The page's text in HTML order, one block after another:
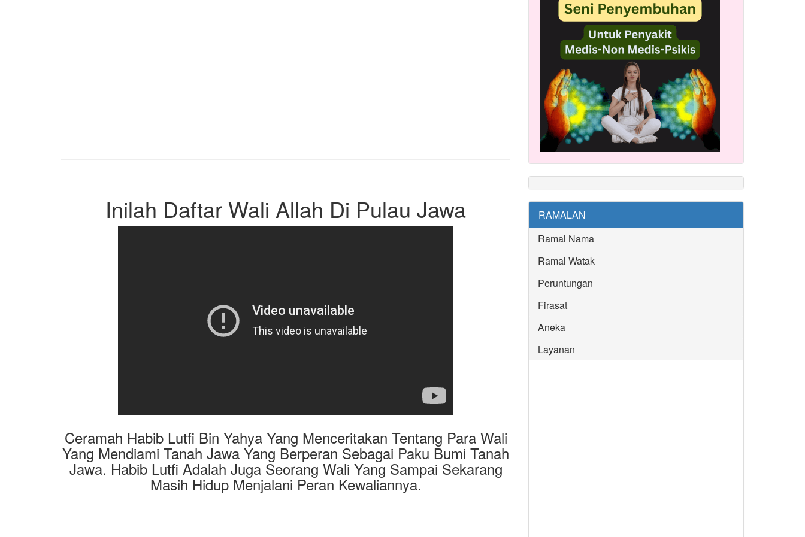
Inilah Daftar Wali Allah Di Pulau Jawa
Ceramah Habib Lutfi Bin Yahya Yang Menceritakan Tentang Para Wali
Yang Mendiami Tanah Jawa Yang Berperan Sebagai Paku Bumi Tanah
Jawa. Habib Lutfi Adalah Juga Seorang Wali Yang Sampai Sekarang
Masih Hidup Menjalani Peran Kewaliannya.
RAMALAN
Ramal Nama
Ramal Watak
Peruntungan
Firasat
Aneka
Layanan